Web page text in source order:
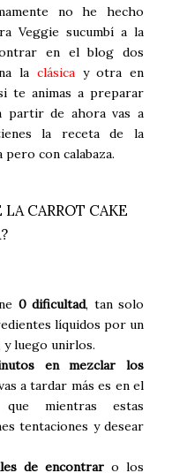
no he hecho
Veggie sucumbí a la
en el blog dos
la clásicay otra en
te animas a preparar
partir de ahora vas a
la receta de la
pero con calabaza.
CARROT CAKE
0 dificultad, tan solo
líquidos por un
luego unirlos.
en mezclar los
a tardar más es en el
mientras estas
tentaciones y desear
de encontrar o los